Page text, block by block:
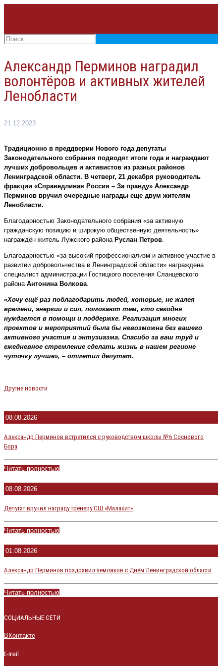
Александр Перминов наградил
волонтёров и активных жителей
Ленобласти
21.12.2023
Традиционно в преддверии Нового года депутаты
Законодательного собрания подводят итоги года и награждают
лучших добровольцев и активистов из разных районов
Ленинградской области. В четверг, 21 декабря руководитель
фракции «Справедливая Россия – За правду» Александр
Перминов вручил очередные награды еще двум жителям
Ленобласти.
Благодарностью Законодательного собрания «за активную
гражданскую позицию и широкую общественную деятельность»
награждён житель Лужского района Руслан Петров.
Благодарностью «за высокий профессионализм и активное участие в
развитии добровольчества в Ленинградской области» награждена
специалист администрации Гостицкого поселения Сланцевского
района Антонина Волкова.
«Хочу ещё раз поблагодарить людей, которые, не жалея
времени, энергии и сил, помогают тем, кто сегодня
нуждается в помощи и поддержке. Реализация многих
проектов и мероприятий была бы невозможна без вашего
активного участия и энтузиазма. Спасибо за ваш труд и
ежедневное стремление сделать жизнь в нашем регионе
чуточку лучше», – отметил депутат.
Другие новости
08.08.2026
Александр Перминов встретился с руководством школы №6 Соснового
Бора
Читать полностью
08.08.2026
Депутат вручил награду тренеру СШ «Малахит»
Читать полностью
01.08.2026
Александр Перминов поздравил земляков с Днём Ленинградской области
Читать полностью
СОЦИАЛЬНЫЕ СЕТИ
ВКонтакте
E-mail